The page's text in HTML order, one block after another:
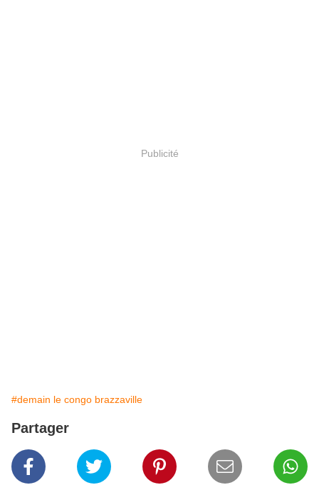
Publicité
#demain le congo brazzaville
Partager